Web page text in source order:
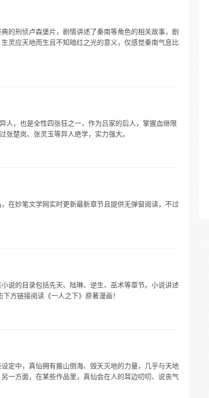
的刑侦卢森堡片，剧情讲述了秦南等角色的相关故事，剧
灵应天地而生且不知暗红之光的意义，仅感觉秦南气息比
人，也是全性四张狂之一，作为吕家的后人，掌握血继限
张楚岚、张灵玉等异人绝学，实力强大。
在妙笔文学网实时更新最新章节且提供无弹窗阅读，不过
说的目录包括先天、陆琳、逆生、巫术等章节。小说讲述
方链接阅读《一人之下》原著漫画！
定中，真仙拥有搬山倒海、毁天灭地的力量，几乎与天地
一方面，在某些作品里，真仙会在人的耳边叨叨、说丧气